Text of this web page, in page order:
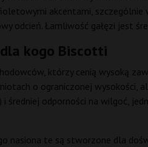
akcentami, szczególnie
odcień. Łamliwość gałęzi jest
kogo Biscotti
którzy cenią wysoką
o ograniczonej wysokości,
i średniej odporności na wilgoć,
nasiona te są stworzone dla